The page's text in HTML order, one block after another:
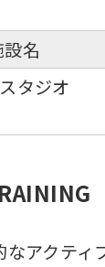
名
タジオ
なアクティ